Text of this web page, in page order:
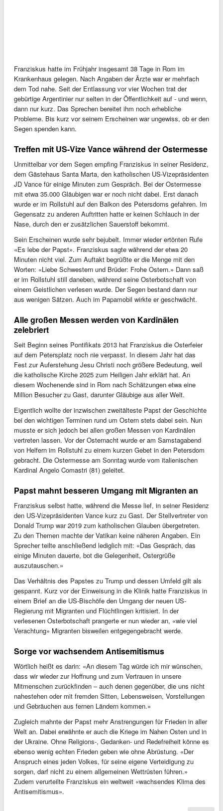
Franziskus hatte im Frühjahr insgesamt 38 Tage in Rom im
Krankenhaus gelegen. Nach Angaben der Ärzte war er mehrfach
dem Tod nahe. Seit der Entlassung vor vier Wochen trat der
gebürtige Argentinier nur selten in der Öffentlichkeit auf - und wenn,
dann nur kurz. Das Sprechen bereitet ihm noch erhebliche
Probleme. Bis kurz vor seinem Erscheinen war ungewiss, ob er den
Segen spenden kann.
Treffen mit US-Vize Vance während der Ostermesse
Unmittelbar vor dem Segen empfing Franziskus in seiner Residenz,
dem Gästehaus Santa Marta, den katholischen US-Vizepräsidenten
JD Vance für einige Minuten zum Gespräch. Bei der Ostermesse
mit etwa 35.000 Gläubigen war er noch nicht dabei. Erst danach
wurde er im Rollstuhl auf den Balkon des Petersdoms gefahren. Im
Gegensatz zu anderen Auftritten hatte er keinen Schlauch in der
Nase, durch den er zusätzlichen Sauerstoff bekommt.
Sein Erscheinen wurde sehr bejubelt. Immer wieder ertönten Rufe
«Es lebe der Papst». Franziskus sagte während der etwa 20
Minuten nicht viel. Zum Auftakt begrüßte er die Menge mit den
Worten: «Liebe Schwestern und Brüder: Frohe Ostern.» Dann saß
er im Rollstuhl still daneben, während seine Osterbotschaft von
einem Geistlichen verlesen wurde. Der Segen bestand dann nur
aus wenigen Sätzen. Auch im Papamobil wirkte er geschwächt.
Alle großen Messen werden von Kardinälen
zelebriert
Seit Beginn seines Pontifikats 2013 hat Franziskus die Osterfeier
auf dem Petersplatz noch nie verpasst. In diesem Jahr hat das
Fest zur Auferstehung Jesu Christi noch größere Bedeutung, weil
die katholische Kirche 2025 zum Heiligen Jahr erklärt hat. An
diesem Wochenende sind in Rom nach Schätzungen etwa eine
Million Besucher zu Gast, darunter Gläubige aus aller Welt.
Eigentlich wollte der inzwischen zweitälteste Papst der Geschichte
bei den wichtigen Terminen rund um Ostern stets dabei sein. Nun
musste er sich jedoch bei allen großen Messen von Kardinälen
vertreten lassen. Vor der Osternacht wurde er am Samstagabend
von Helfern im Rollstuhl zu einem kurzen Gebet in den Petersdom
gebracht. Die Ostermesse am Sonntag wurde vom italienischen
Kardinal Angelo Comastri (81) geleitet.
Papst mahnt besseren Umgang mit Migranten an
Franziskus selbst hatte, während die Messe lief, in seiner Residenz
den US-Vizepräsidenten Vance kurz zu Gast. Der Stellvertreter von
Donald Trump war 2019 zum katholischen Glauben übergetreten.
Zu den Themen machte der Vatikan keine näheren Angaben. Ein
Sprecher teilte anschließend lediglich mit: «Das Gespräch, das
einige Minuten dauerte, bot die Gelegenheit, Ostergrüße
auszutauschen.»
Das Verhältnis des Papstes zu Trump und dessen Umfeld gilt als
gespannt. Kurz vor der Einweisung in die Klinik hatte Franziskus in
einem Brief an die US-Bischöfe den Umgang der neuen US-
Regierung mit Migranten und Flüchtlingen kritisiert. In der
verlesenen Osterbotschaft prangerte er nun wieder an, «wie viel
Verachtung» Migranten bisweilen entgegengebracht werde.
Sorge vor wachsendem Antisemitismus
Wörtlich heißt es darin: «An diesem Tag würde ich mir wünschen,
dass wir wieder zur Hoffnung und zum Vertrauen in unsere
Mitmenschen zurückfinden – auch denen gegenüber, die uns nicht
nahestehen oder mit fremden Sitten, Lebensweisen, Vorstellungen
und Gebräuchen aus fernen Ländern kommen.»
Zugleich mahnte der Papst mehr Anstrengungen für Frieden in aller
Welt an. Dabei erwähnte er auch die Kriege im Nahen Osten und in
der Ukraine. Ohne Religions-, Gedanken- und Redefreiheit könne es
ebenso wenig echten Frieden geben wie ohne Abrüstung. «Der
Anspruch eines jeden Volkes, für seine eigene Verteidigung zu
sorgen, darf nicht zu einem allgemeinen Wettrüsten führen.»
Zudem verurteilte Franziskus ein weltweit «wachsendes Klima des
Antisemitismus».